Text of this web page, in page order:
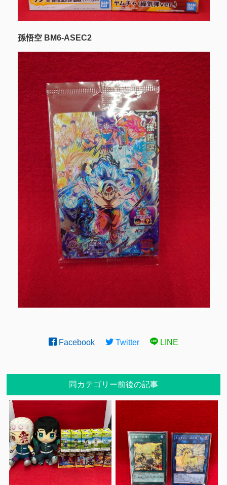
孫悟空 BM6-ASEC2
Facebook Twitter LINE
同カテゴリー前後の記事